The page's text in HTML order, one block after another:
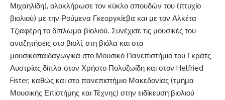
Μιχαηλίδη), ολοκλήρωσε τον κύκλο σπουδών του (πτυχίο
βιολιού) με την Ρούμενα Γκεοργκίεβα και με τον Αλκέτα
Τζιαφέρη το δίπλωμα βιολιού. Συνέχισε τις μουσικές του
αναζητήσεις στο βιολί, στη βιόλα και στα
μουσικοπαιδαγωγικά στο Μουσικό Πανεπιστήμιο του Γκράτς
Αυστρίας δίπλα στον Χρήστο Πολυζωίδη και στον Helfried
Fister, καθώς και στο πανεπιστήμιο Μακεδονίας (τμήμα
Μουσικής Επιστήμης και Τέχνης) στην ειδίκευση βιολιού